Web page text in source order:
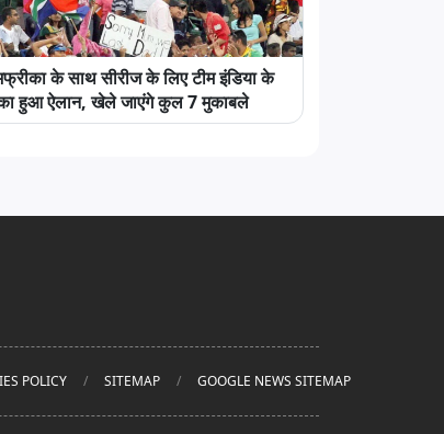
के साथ सीरीज के लिए टीम इंडिया के
हुआ ऐलान, खेले जाएंगे कुल 7 मुकाबले
POLICY SITEMAP GOOGLE NEWS SITEMAP